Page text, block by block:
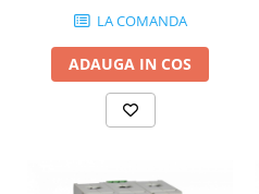
LA COMANDA
ADAUGA IN COS